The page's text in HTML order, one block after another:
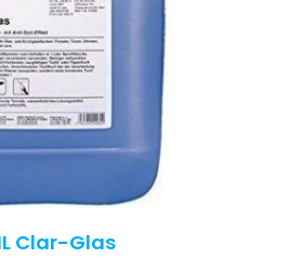
Clar-Glas